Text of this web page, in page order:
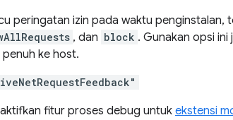
peringatan izin pada waktu penginstalan,
, dan block . Gunakan opsi
penuh ke host.
fitur proses debug untuk ekstensi